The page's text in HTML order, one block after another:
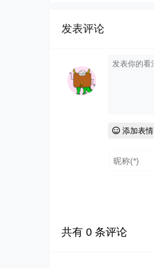
发表评论
添加表情
共有 0 条评论